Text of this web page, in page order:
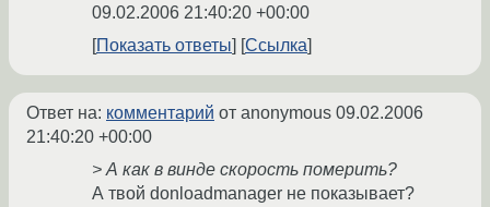
09.02.2006 21:40:20 +00:00
Показать ответы
Ссылка
Ответ на: комментарий от anonymous 09.02.2006
21:40:20 +00:00
> А как в винде скорость померить?
А твой donloadmanager не показывает?